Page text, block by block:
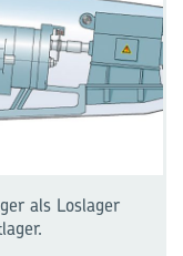
als Loslager